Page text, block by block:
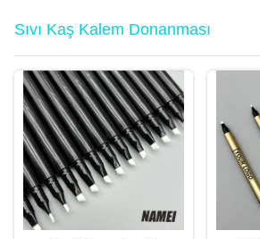
Sıvı Kaş Kalem Donanması